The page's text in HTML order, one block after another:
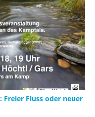
Freier Fluss oder neuer